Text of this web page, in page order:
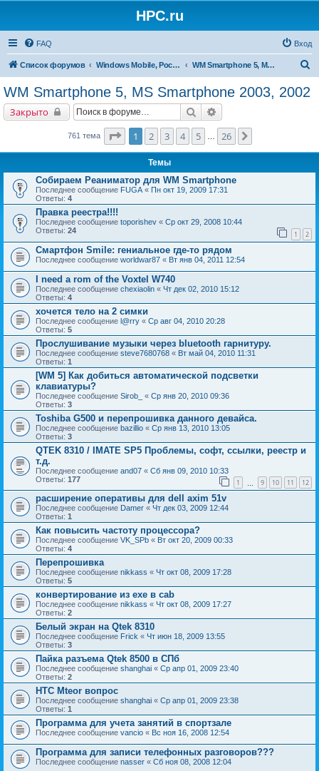
HPC.ru
FAQ Вход
Список форумов Windows Mobile, Pocket PC, MS Smartphone WM Smartphone 5, MS Smartphone 2003, 2002
WM Smartphone 5, MS Smartphone 2003, 2002
Закрыто Поиск
761 тема Страница1 из
1 2 3 4 5 26
Темы
Собираем Реаниматор для WM Smartphone
Последнее сообщение FUGA « Пн окт 19, 2009 17:31
Ответы: 4
Правка реестра!!!!
Последнее сообщение toporishev « Ср окт 29, 2008 10:44
Ответы: 24 1 2
Смартфон Smile: гениальное где-то рядом
Последнее сообщение worldwar87 « Вт янв 04, 2011 12:54
I need a rom of the Voxtel W740
Последнее сообщение chexiaolin « Чт дек 02, 2010 15:12
Ответы: 4
хочется тело на 2 симки
Последнее сообщение l@rry « Ср авг 04, 2010 20:28
Ответы: 5
Прослушивание музыки через bluetooth гарнитуру.
Последнее сообщение steve7680768 « Вт май 04, 2010 11:31
Ответы: 1
[WM 5] Как добиться автоматической подсветки
клавиатуры?
Последнее сообщение Sirob_ « Ср янв 20, 2010 09:36
Ответы: 3
Toshiba G500 и перепрошивка данного девайса.
Последнее сообщение bazillio « Ср янв 13, 2010 13:05
Ответы: 3
QTEK 8310 / IMATE SP5 Проблемы, софт, ссылки, реестр и
т.д.
Последнее сообщение and07 « Сб янв 09, 2010 10:33
Ответы: 177 1 9 10 11 12
расширение оперативы для dell axim 51v
Последнее сообщение Damer « Чт дек 03, 2009 12:44
Ответы: 1
Как повысить частоту процессора?
Последнее сообщение VK_SPb « Вт окт 20, 2009 00:33
Ответы: 4
Перепрошивка
Последнее сообщение nikkass « Чт окт 08, 2009 17:28
Ответы: 5
конвертирование из exe в cab
Последнее сообщение nikkass « Чт окт 08, 2009 17:27
Ответы: 2
Белый экран на Qtek 8310
Последнее сообщение Frick « Чт июн 18, 2009 13:55
Ответы: 3
Пайка разъема Qtek 8500 в СПб
Последнее сообщение shanghai « Ср апр 01, 2009 23:40
Ответы: 2
HTC Mteor вопрос
Последнее сообщение shanghai « Ср апр 01, 2009 23:38
Ответы: 1
Программа для учета занятий в спортзале
Последнее сообщение vancio « Вс ноя 16, 2008 12:54
Программа для записи телефонных разговоров???
Последнее сообщение nasser « Сб ноя 08, 2008 12:04